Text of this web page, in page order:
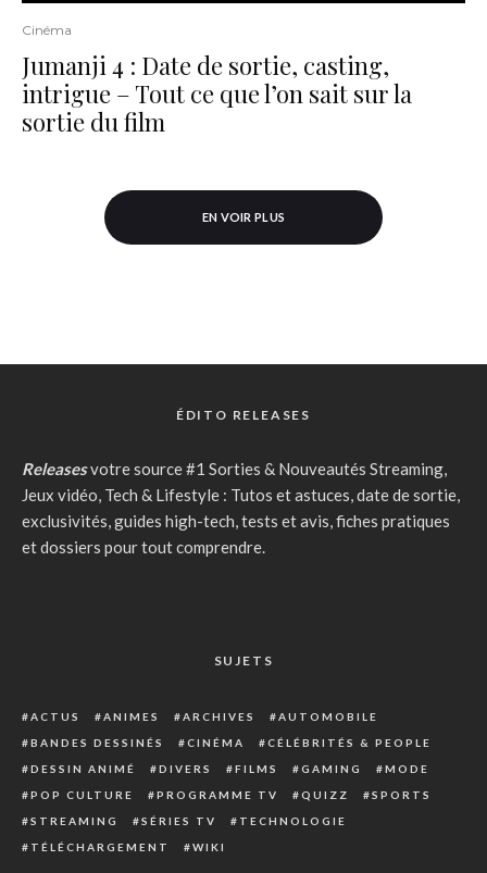
Cinéma
Jumanji 4 : Date de sortie, casting,
intrigue – Tout ce que l’on sait sur la
sortie du film
EN VOIR PLUS
ÉDITO RELEASES
Releasesvotre source #1 Sorties & Nouveautés Streaming,
Jeux vidéo, Tech & Lifestyle : Tutos et astuces, date de sortie,
exclusivités, guides high-tech, tests et avis, fiches pratiques
et dossiers pour tout comprendre.
SUJETS
ACTUS ANIMES ARCHIVES
AUTOMOBILE
BANDES DESSINÉS
CINÉMA
CÉLÉBRITÉS & PEOPLE
DESSIN ANIMÉ
DIVERS FILMS GAMING
MODE
POP CULTURE
PROGRAMME TV QUIZZ
SPORTS
STREAMING
SÉRIES TV
TECHNOLOGIE
TÉLÉCHARGEMENT
WIKI